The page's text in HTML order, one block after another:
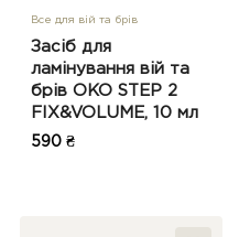
Все для вій та брів
Засіб для
ламінування вій та
брів OKO STEP 2
FIX&VOLUME, 10 мл
590 ₴